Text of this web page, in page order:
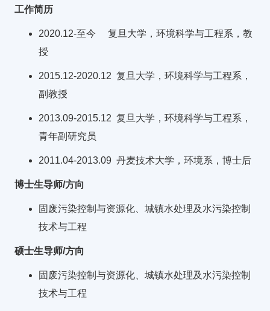
工作简历
2020.12-至今 复旦大学，环境科学与工程系，教
授
2015.12-2020.12 复旦大学，环境科学与工程系，
副教授
2013.09-2015.12 复旦大学，环境科学与工程系，
青年副研究员
2011.04-2013.09 丹麦技术大学，环境系，博士后
博士生导师/方向
固废污染控制与资源化、城镇水处理及水污染控制
技术与工程
硕士生导师/方向
固废污染控制与资源化、城镇水处理及水污染控制
技术与工程